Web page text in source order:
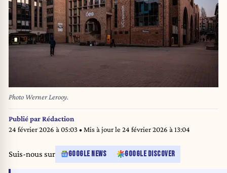
Photo Werner Lerooy.
Publié parRédaction
24 février 2026 à 05:03• Mis à jour le 24 février 2026 à 13:04
Suis-nous sur GOOGLE NEWS GOOGLE DISCOVER